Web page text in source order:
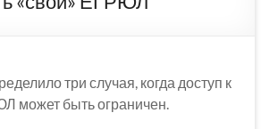
три случая, когда доступ к
может быть ограничен.